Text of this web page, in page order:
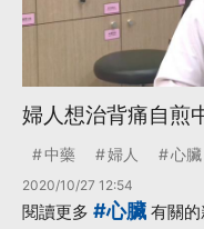
婦人想治背痛自煎
中藥 婦人 心臟
2020/10/27 12:54
閱讀更多 #心臟 有關